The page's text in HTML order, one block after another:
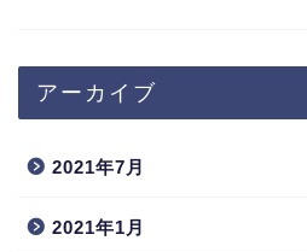
アーカイブ
2021年7月
2021年1月